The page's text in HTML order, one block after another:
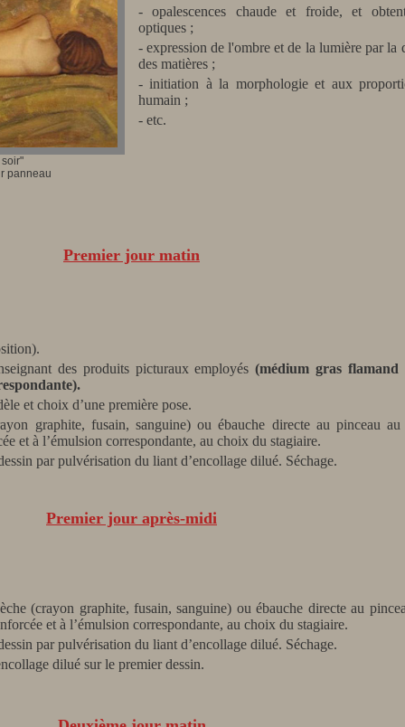
panneau
- opalescences chaude et froide, et
optiques ;
- expression de l'ombre et de la lumière par la
des matières ;
- initiation à la morphologie et aux
humain ;
- etc.
Premier jour matin
des produits picturaux employés(médium gras flamand
et choix d’une première pose.
graphite, fusain, sanguine) ou ébauche directe au pinceau
et à l’émulsion correspondante, au choix du stagiaire.
par pulvérisation du liant d’encollage dilué. Séchage.
Premier jour après-midi
(crayon graphite, fusain, sanguine) ou ébauche directe au
et à l’émulsion correspondante, au choix du stagiaire.
par pulvérisation du liant d’encollage dilué. Séchage.
dilué sur le premier dessin.